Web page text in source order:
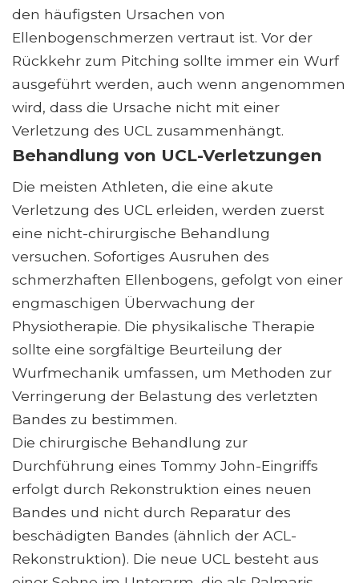
den häufigsten Ursachen von
Ellenbogenschmerzen vertraut ist. Vor der
Rückkehr zum Pitching sollte immer ein Wurf
ausgeführt werden, auch wenn angenommen
wird, dass die Ursache nicht mit einer
Verletzung des UCL zusammenhängt.
Behandlung von UCL-Verletzungen
Die meisten Athleten, die eine akute
Verletzung des UCL erleiden, werden zuerst
eine nicht-chirurgische Behandlung
versuchen. Sofortiges Ausruhen des
schmerzhaften Ellenbogens, gefolgt von einer
engmaschigen Überwachung der
Physiotherapie. Die physikalische Therapie
sollte eine sorgfältige Beurteilung der
Wurfmechanik umfassen, um Methoden zur
Verringerung der Belastung des verletzten
Bandes zu bestimmen.
Die chirurgische Behandlung zur
Durchführung eines Tommy John-Eingriffs
erfolgt durch Rekonstruktion eines neuen
Bandes und nicht durch Reparatur des
beschädigten Bandes (ähnlich der ACL-
Rekonstruktion). Die neue UCL besteht aus